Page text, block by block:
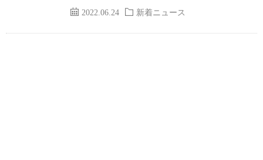
2022.06.24 新着ニュース